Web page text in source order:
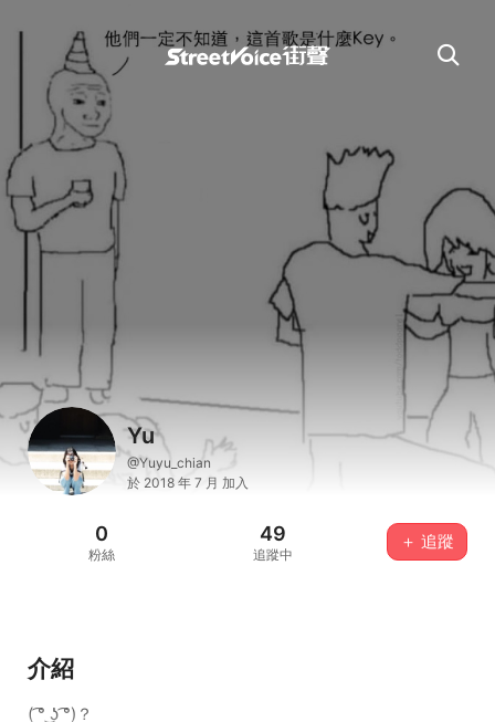
Yu
@Yuyu_chian
於 2018 年 7 月 加入
0
粉絲
49
追蹤中
＋ 追蹤
介紹
( ͡° ͜ʖ ͡°)？